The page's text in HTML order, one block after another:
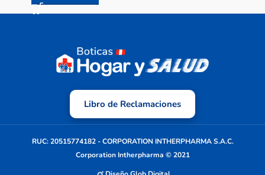
Libro de Reclamaciones
RUC: 20515774182 - CORPORATION INTHERPHARMA S.A.C.
Corporation Intherpharma © 2021